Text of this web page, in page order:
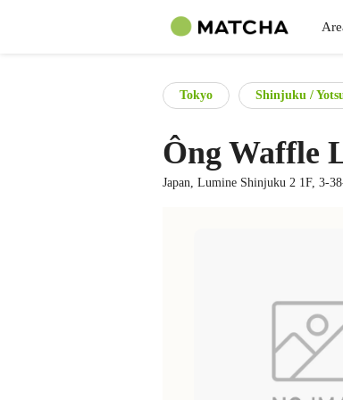
Tokyo Shinjuku /
Ông Waffle
Japan, Lumine Shinjuku 2 1F, 3-